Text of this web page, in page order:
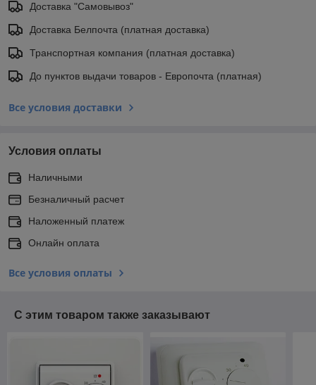
Доставка "Самовывоз"
Доставка Белпочта (платная доставка)
Транспортная компания (платная доставка)
До пунктов выдачи товаров - Европочта (платная)
Все условия доставки
Условия оплаты
Наличными
Безналичный расчет
Наложенный платеж
Онлайн оплата
Все условия оплаты
С этим товаром также заказывают